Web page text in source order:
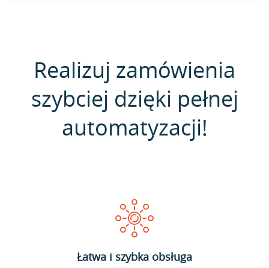
Realizuj zamówienia
szybciej dzięki pełnej
automatyzacji!
Łatwa i szybka obsługa